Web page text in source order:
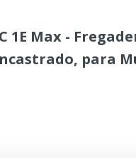
1E Max -
para